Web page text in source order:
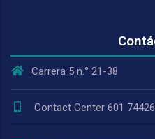
Carrera 5 n.° 21-38
Contact Center 601